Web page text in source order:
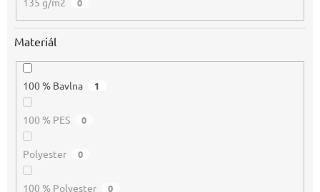
Materiál
100 % Bavlna 1
100 % PES 0
Polyester 0
100 % Polyester 0